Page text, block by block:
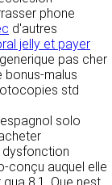
phone
d'autres
jelly et payer
pas cher
malus
std
solo
conçu auquel elle
soient de
qui lui
clen.fr
Ils sont
ayant
nous
par des
des
sites de
ne sont